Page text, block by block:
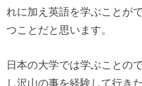
れに加え英語を学ぶこと が
つことだと思います。
日本の大学では学ぶことの
し沢山の事を経験して行き